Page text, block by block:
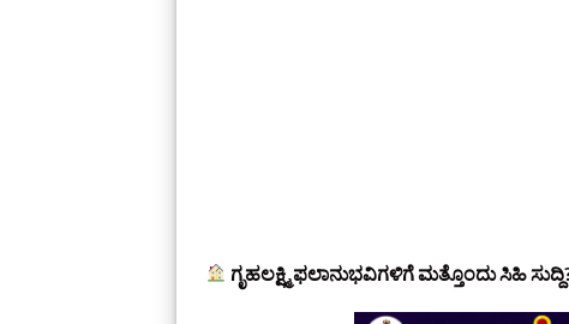
ಗೃಹಲಕ್ಷ್ಮಿ ಫಲಾನುಭವಿಗಳಿಗೆ ಮತ್ತೊಂದು ಸಿಹಿ